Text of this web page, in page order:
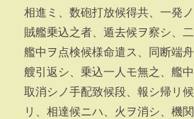
相進ミ、数砲打放候得共、一発
賊艦乗込之者、遁去候ヲ察シ、
艦中ヲ点検候様命遣ス、同断端
艘引返シ、乗込一人モ無之、艦
取消シノ手配致候段、報シ帰リ
リ、相達候ニハ、火ヲ消シ、機